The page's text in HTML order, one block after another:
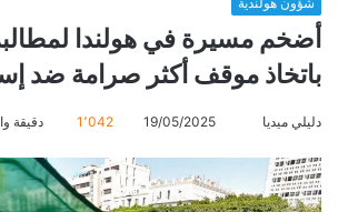
أضخم مسيرة في هولندا
باتخاذ موقف أكثر صرامة ضد
دليلي ميديا
ل
19/05/2025 1٬042 دقيقة